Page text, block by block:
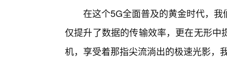
在这个5G全面普及的黄金时代，
仅提升了数据的传输效率，更在无形
机，享受着那指尖流淌出的极速光影，